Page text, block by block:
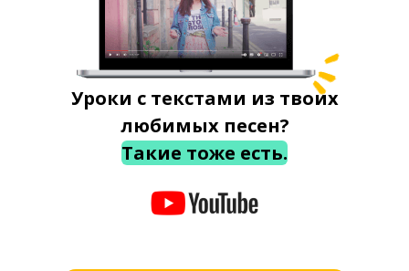
Уроки с текстами из твоих
любимых песен?
Такие тоже есть.